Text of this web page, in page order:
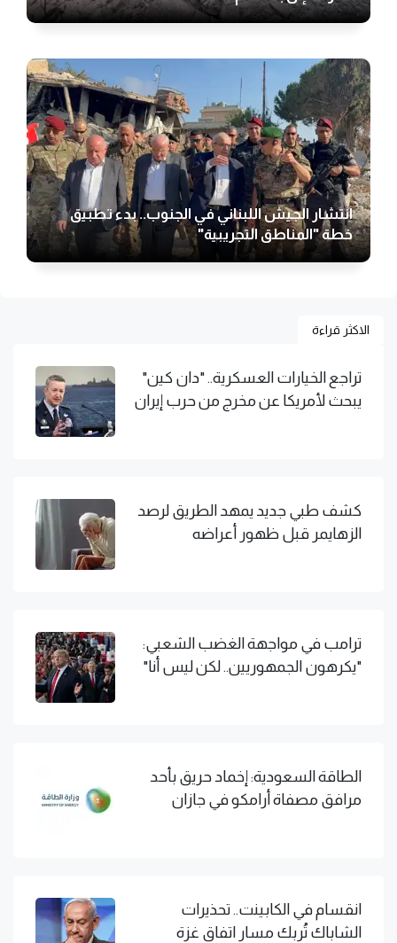
انتشار الجيش اللبناني في الجنوب.. بدء تطبيق
خطة "المناطق التجريبية"
الاكثر قراءة
تراجع الخيارات العسكرية.. "دان كين"
يبحث لأمريكا عن مخرج من حرب إيران
كشف طبي جديد يمهد الطريق لرصد
الزهايمر قبل ظهور أعراضه
ترامب في مواجهة الغضب الشعبي:
"يكرهون الجمهوريين.. لكن ليس أنا"
الطاقة السعودية: إخماد حريق بأحد
مرافق مصفاة أرامكو في جازان
انقسام في الكابينت.. تحذيرات
الشاباك تُربك مسار اتفاق غزة